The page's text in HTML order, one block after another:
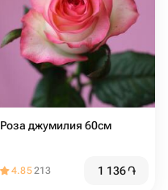
Роза джумилия 60см
4.85213 1 136֏